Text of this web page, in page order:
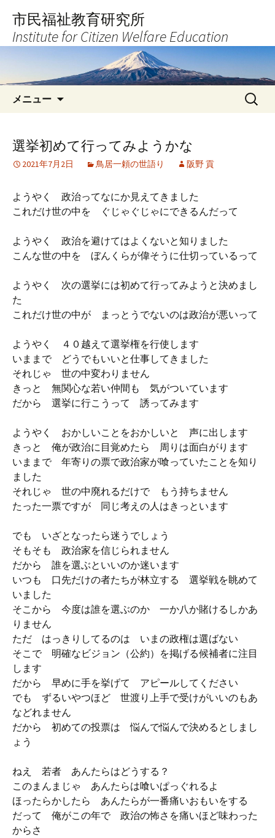
へ
キ
市民福祉教育研究所
Institute for Citizen Welfare Education
メニュー
検
索:
選挙初めて行ってみようかな
2021年7月2日 鳥居一頼の世語り 阪野 貢
ようやく 政治ってなにか見えてきました
これだけ世の中を ぐじゃぐじゃにできるんだって
ようやく 政治を避けてはよくないと知りました
こんな世の中を ぼんくらが偉そうに仕切っているって
ようやく 次の選挙には初めて行ってみようと決めまし
た
これだけ世の中が まっとうでないのは政治が悪いって
ようやく ４０越えて選挙権を行使します
いままで どうでもいいと仕事してきました
それじゃ 世の中変わりません
きっと 無関心な若い仲間も 気がついています
だから 選挙に行こうって 誘ってみます
ようやく おかしいことをおかしいと 声に出します
きっと 俺が政治に目覚めたら 周りは面白がります
いままで 年寄りの票で政治家が喰っていたことを知り
ました
それじゃ 世の中廃れるだけで もう持ちません
たった一票ですが 同じ考えの人はきっといます
でも いざとなったら迷うでしょう
そもそも 政治家を信じられません
だから 誰を選ぶといいのか迷います
いつも 口先だけの者たちが林立する 選挙戦を眺めて
いました
そこから 今度は誰を選ぶのか 一か八か賭けるしかあ
りません
ただ はっきりしてるのは いまの政権は選ばない
そこで 明確なビジョン（公約）を掲げる候補者に注目
します
だから 早めに手を挙げて アピールしてください
でも ずるいやつほど 世渡り上手で受けがいいのもあ
などれません
だから 初めての投票は 悩んで悩んで決めるとしまし
ょう
ねえ 若者 あんたらはどうする？
このまんまじゃ あんたらは喰いぱっぐれるよ
ほったらかしたら あんたらが一番痛いおもいをする
だって 俺がこの年で 政治の怖さを痛いほど味わった
からさ